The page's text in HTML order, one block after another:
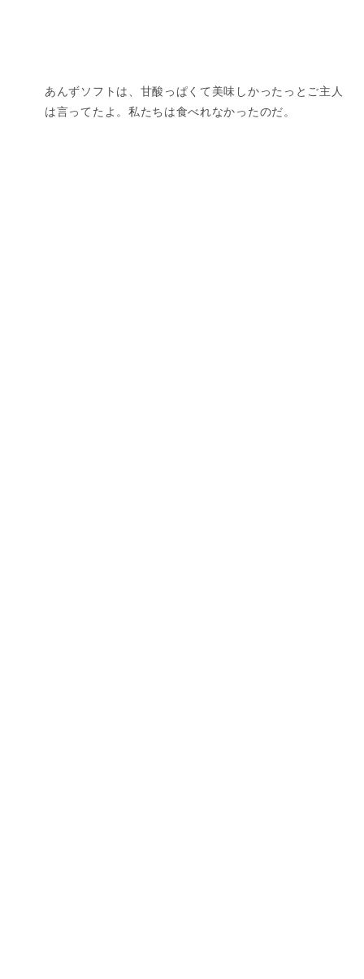
あんずソフトは、甘酸っぱくて美味しかったっとご主人
は言ってたよ。私たちは食べれなかったのだ。